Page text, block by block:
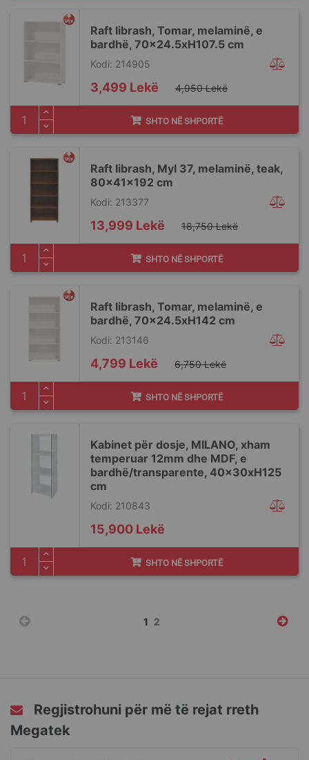
Raft librash, Tomar, melaminë, e
bardhë, 70x24.5xH107.5 cm
Kodi: 214905
Special
Price
3,499 Lekë 4,950 Lekë
SHTO NË SHPORTË
Raft librash, Myl 37, melaminë, teak,
80x41x192 cm
Kodi: 213377
Special
Price
13,999 Lekë 18,750 Lekë
SHTO NË SHPORTË
Raft librash, Tomar, melaminë, e
bardhë, 70x24.5xH142 cm
Kodi: 213146
Special
Price
4,799 Lekë 6,750 Lekë
SHTO NË SHPORTË
Kabinet për dosje, MILANO, xham
temperuar 12mm dhe MDF, e
bardhë/transparente, 40x30xH125
cm
Kodi: 210843
15,900 Lekë
SHTO NË SHPORTË
Faqja
You're
1 Faqja
2
Regjistrohuni për më të rejat rreth
Megatek